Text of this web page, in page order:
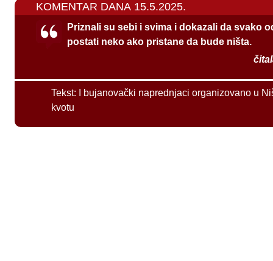
KOMENTAR DANA 15.5.2025.
Priznali su sebi i svima i dokazali da svako
postati neko ako pristane da bude ništa.
Tekst:
I bujanovački naprednjaci organizovano u
kvotu